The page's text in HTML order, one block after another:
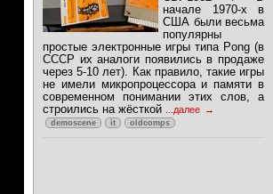
начале 1970-х в
США были весьма
популярны
простые электронные игры типа Pong (в
СССР их аналоги появились в продаже
через 5-10 лет). Как правило, такие игры
не имели микропроцессора и памяти в
современном понимании этих слов, а
строились на жёсткой
...далее
demoscene it oldcomps